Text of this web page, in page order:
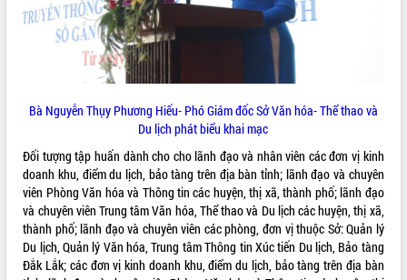
Không có file video nào để phát.
ALBUM ẢNH
Bà Nguyễn Thụy Phương Hiếu- Phó Giám đốc Sở Văn hóa- Thể thao và
Du lịch phát biểu khai mạc
Đối tượng tập huấn dành cho cho lãnh đạo và nhân viên các đơn vị kinh
doanh khu, điểm du lịch, bảo tàng trên địa bàn tỉnh; lãnh đạo và chuyên
viên Phòng Văn hóa và Thông tin các huyện, thị xã, thành phố; lãnh đạo
và chuyên viên Trung tâm Văn hóa, Thể thao và Du lịch các huyện, thị xã,
thành phố; lãnh đạo và chuyên viên các phòng, đơn vị thuộc Sở: Quản lý
Du lịch, Quản lý Văn hóa, Trung tâm Thông tin Xúc tiến Du lịch, Bảo tàng
Đắk Lắk; các đơn vị kinh doanh khu, điểm du lịch, bảo tàng trên địa bàn